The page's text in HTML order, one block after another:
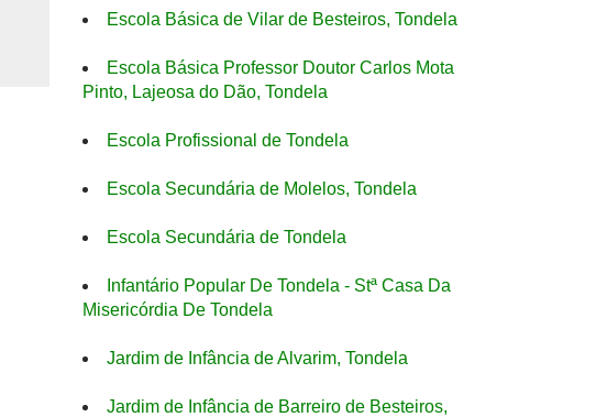
Escola Básica de Vilar de Besteiros, Tondela
Escola Básica Professor Doutor Carlos Mota
Pinto, Lajeosa do Dão, Tondela
Escola Profissional de Tondela
Escola Secundária de Molelos, Tondela
Escola Secundária de Tondela
Infantário Popular De Tondela - Stª Casa Da
Misericórdia De Tondela
Jardim de Infância de Alvarim, Tondela
Jardim de Infância de Barreiro de Besteiros,